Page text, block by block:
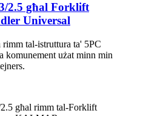
2.5 għal Forklift
Universal
tal-istruttura ta' 5PC
komunement użat minn min